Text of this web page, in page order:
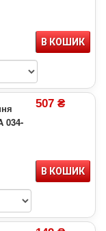
В КОШИК
034-
507 ₴
В КОШИК